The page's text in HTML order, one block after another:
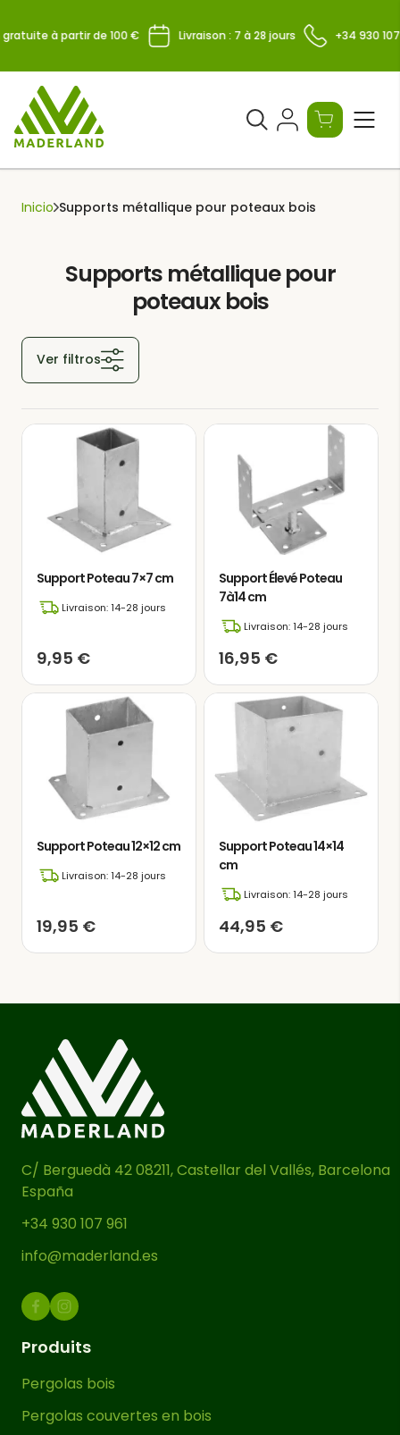
to
à partir de 100 € Livraison : 7 à 28 jours +34 930 107
Ouvrir
formulaire
recherche
Inicio Supports métallique pour poteaux bois
Supports métallique pour
poteaux bois
Ver filtros
Support Poteau 7×7 cm
Livraison: 14-28 jours
9,95 €
Support Élevé Poteau
7à14 cm
Livraison: 14-28 jours
16,95 €
Support Poteau 12×12 cm
Livraison: 14-28 jours
19,95 €
Support Poteau 14×14
cm
Livraison: 14-28 jours
44,95 €
C/ Berguedà 42 08211, Castellar del Vallés, Barcelona
España
+34 930 107 961
info@maderland.es
Produits
Pergolas bois
Pergolas couvertes en bois